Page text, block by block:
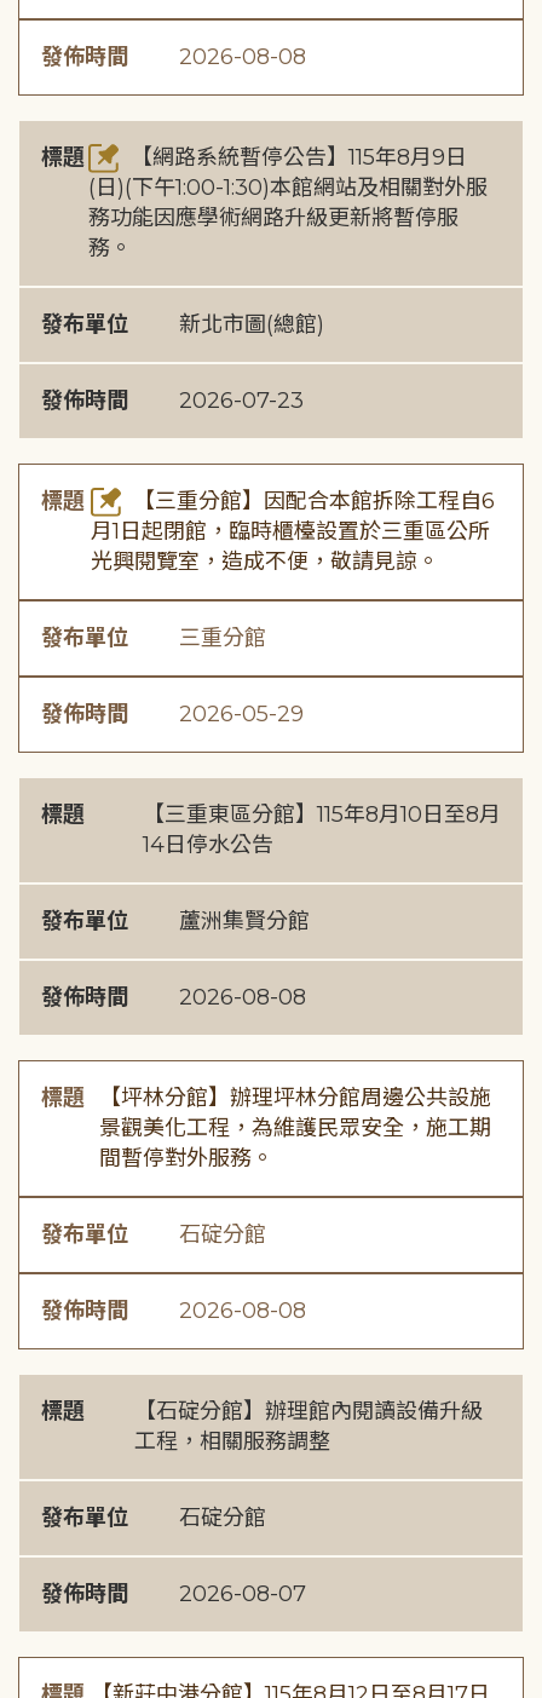
發佈時間 2026-08-08
標題
【網路系統暫停公告】115年8月9日
(日)(下午1:00-1:30)本館網站及相關對外服
務功能因應學術網路升級更新將暫停服
務。
發布單位 新北市圖(總館)
發佈時間 2026-07-23
標題
【三重分館】因配合本館拆除工程自6
月1日起閉館，臨時櫃檯設置於三重區公所
光興閱覽室，造成不便，敬請見諒。
發布單位 三重分館
發佈時間 2026-05-29
標題
【三重東區分館】115年8月10日至8月
14日停水公告
發布單位 蘆洲集賢分館
發佈時間 2026-08-08
標題
【坪林分館】辦理坪林分館周邊公共設施
景觀美化工程，為維護民眾安全，施工期
間暫停對外服務。
發布單位 石碇分館
發佈時間 2026-08-08
標題
【石碇分館】辦理館內閱讀設備升級
工程，相關服務調整
發布單位 石碇分館
發佈時間 2026-08-07